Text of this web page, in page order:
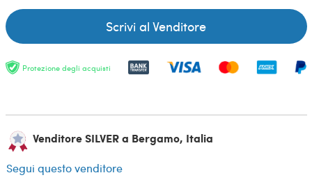
Scrivi al Venditore
Protezione degli acquisti
Venditore SILVER a Bergamo, Italia
Segui questo venditore